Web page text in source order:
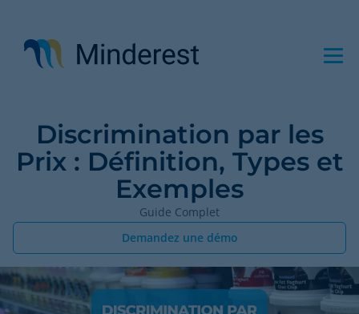
contenu
principal
Discrimination par les
Prix : Définition, Types et
Exemples
Guide Complet
Demandez une démo